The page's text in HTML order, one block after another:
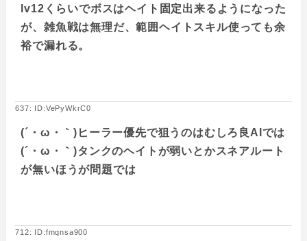
lv12くらいでボスはヘイト固定出来るようになった
が、雑魚戦は無理だ、範囲ヘイトスキル使っても余
裕で漏れる。
637: ID:VePyWkrC0
(´・ω・｀)ヒーラー優先で狙うのはむしろ良AIでは
(´・ω・｀)タンクのヘイトが弱いとかスネアルート
が無いほうが問題では
712: ID:fmqnsa900